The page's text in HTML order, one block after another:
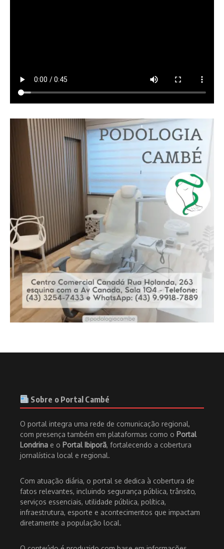
Sobre o Portal Cambé
O portal integra uma rede de comunicação regional,
com presença também em plataformas como o Portal
Londrina e o Portal Ibiporã, fortalecendo a cobertura
jornalística local e regional.
Com atuação diária, o portal se dedica à cobertura de
fatos relevantes, incluindo segurança pública, trânsito,
serviços essenciais, utilidade pública, política,
infraestrutura, esporte e acontecimentos que impactam
diretamente a população local.